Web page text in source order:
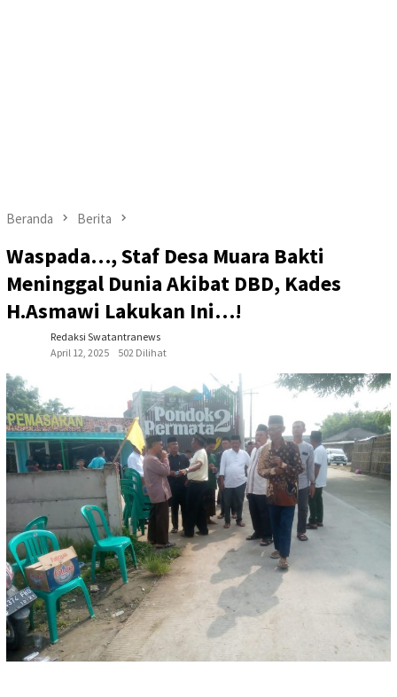
Beranda Berita
Waspada…, Staf Desa Muara Bakti
Meninggal Dunia Akibat DBD, Kades
H.Asmawi Lakukan Ini…!
Redaksi Swatantranews
April 12, 2025
502 Dilihat